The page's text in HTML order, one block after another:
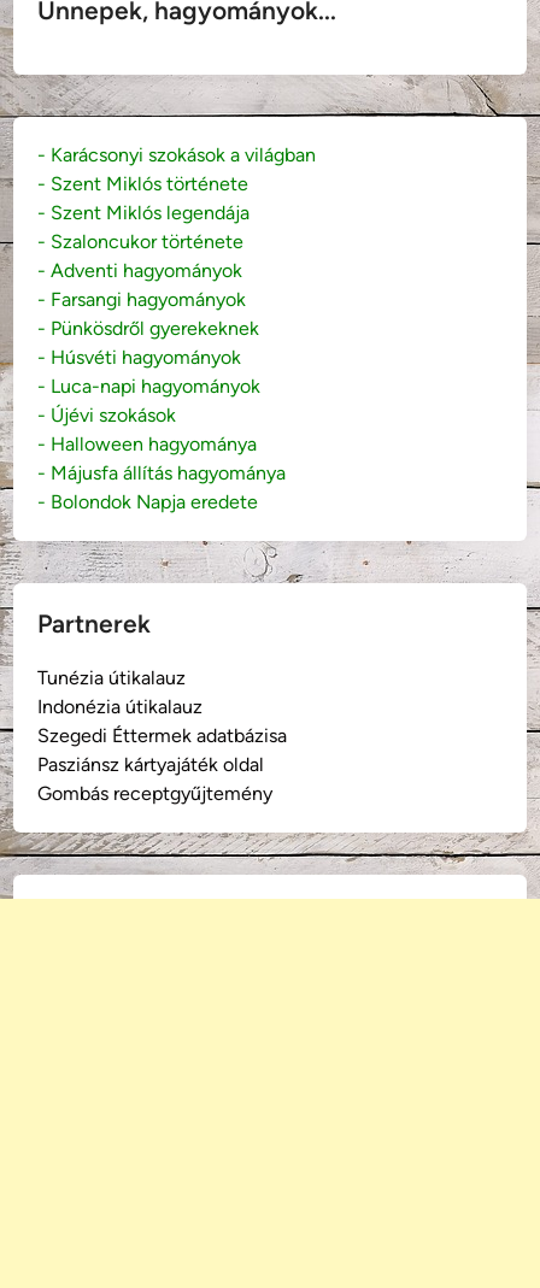
Ünnepek, hagyományok...
- Karácsonyi szokások a világban
- Szent Miklós története
- Szent Miklós legendája
- Szaloncukor története
- Adventi hagyományok
- Farsangi hagyományok
- Pünkösdről gyerekeknek
- Húsvéti hagyományok
- Luca-napi hagyományok
- Újévi szokások
- Halloween hagyománya
- Májusfa állítás hagyománya
- Bolondok Napja eredete
Partnerek
Tunézia útikalauz
Indonézia útikalauz
Szegedi Éttermek adatbázisa
Pasziánsz kártyajáték oldal
Gombás receptgyűjtemény